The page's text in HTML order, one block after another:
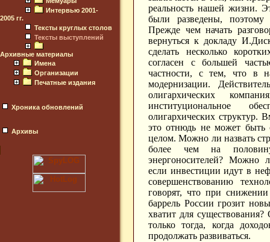
Интервью 2001-
2005 гг.
Тексты круглых столов
Тексты выступлений
Архивные материалы
Имена
Организации
Печатные издания
Хроника обновлений
Архивы
реальность нашей жизни.
были разведены, поэтому
Прежде чем начать
вернуться к докладу
сделать несколько
согласен с большей
частности, с тем, что в
модернизации.
олигархических
институциональное
олигархических структур.
это отнюдь не может быть
целом. Можно ли назвать
более чем на
энергоносителей? Можно
если инвестиции идут в
совершенствованию
говорят, что при
баррель России грозит
хватит для
только тогда, когда
продолжать развиваться.